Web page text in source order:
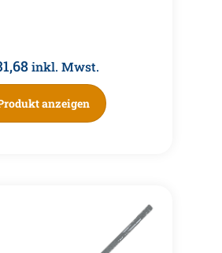
inkl. Mwst.
anzeigen